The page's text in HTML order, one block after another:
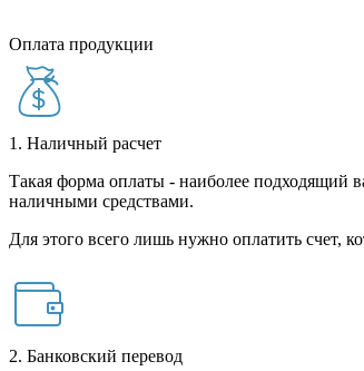
Оплата продукции
1. Наличный расчет
Такая форма оплаты - наиболее подходящий
наличными средствами.
Для этого всего лишь нужно оплатить счет,
2. Банковский перевод